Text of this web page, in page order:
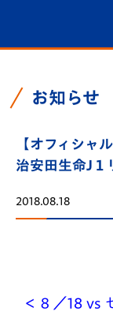
お知らせ
【オフィシャ
治安田生命J１
2018.08.18
＜８／18 vs